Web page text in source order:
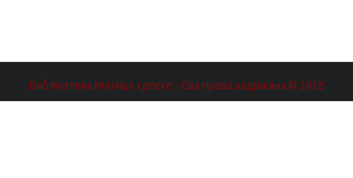
Библиотека Матице српске - Сва права задржана.© 2026